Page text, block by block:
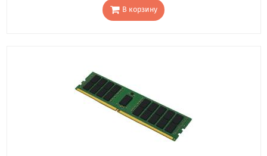
В корзину